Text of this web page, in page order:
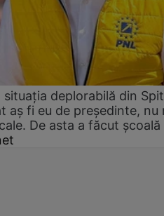
deplorabilă din
aș fi eu de președinte, nu
De asta a făcut școală